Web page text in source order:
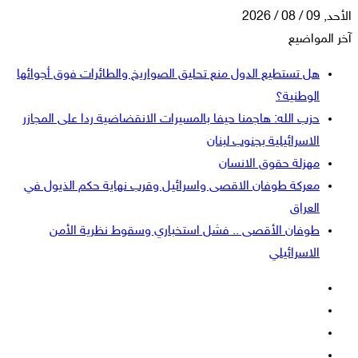
الأحد, 09 / 08 / 2026
آخر المواضيع
هل تستطيع الدول منع تحليق الصواريخ والطائرات فوق أجوائها
الوطنية؟
حزب الله: هاجمنا حيفا بالمسيرات الانقضاضية ردا على المجازر
الاسرائيلية بجنوب لبنان
مهزلة حقوق الانسان
معركة طوفان الاقصى واسرائيل وقرب نهاية حكم الذيول في
العراق
طوفان الأقصى .. فشل استخباري وسقوط نظرية الأمن
الاسرائيلي